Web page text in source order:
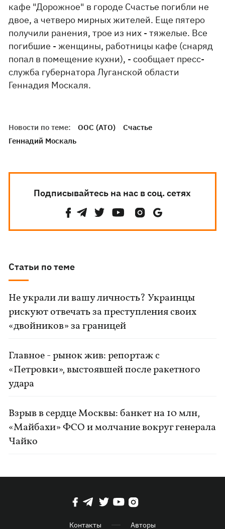
кафе "Дорожное" в городе Счастье погибли не
двое, а четверо мирных жителей. Еще пятеро
получили ранения, трое из них - тяжелые. Все
погибшие - женщины, работницы кафе (снаряд
попал в помещение кухни), - сообщает пресс-
служба губернатора Луганской области
Геннадия Москаля.
Новости по теме: ООС (АТО)
Счастье
Геннадий Москаль
Подписывайтесь на нас в соц. сетях
Статьи по теме
Не украли ли вашу личность? Украинцы
рискуют отвечать за преступления своих
«двойников» за границей
Главное - рынок жив: репортаж с
«Петровки», выстоявшей после ракетного
удара
Взрыв в сердце Москвы: банкет на 10 млн,
«Майбахи» ФСО и молчание вокруг генерала
Чайко
Контакты Авторы